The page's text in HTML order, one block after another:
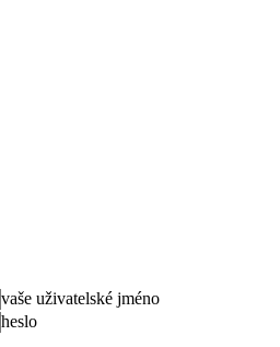
vaše uživatelské jméno
heslo